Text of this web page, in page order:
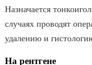
Назначается
случаях проводят
удалению и
На рентгене